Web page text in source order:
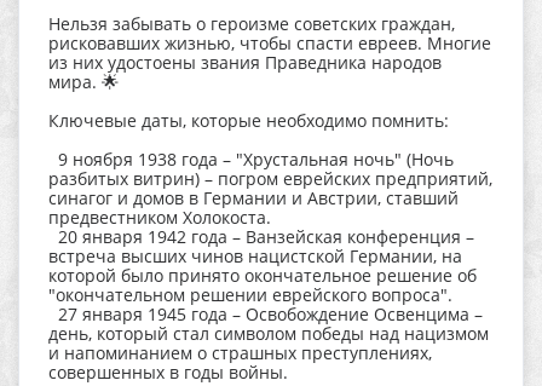
Нельзя забывать о героизме советских граждан,
рисковавших жизнью, чтобы спасти евреев. Многие
из них удостоены звания Праведника народов
мира. 🌟
Ключевые даты, которые необходимо помнить:
9 ноября 1938 года – "Хрустальная ночь" (Ночь
разбитых витрин) – погром еврейских предприятий,
синагог и домов в Германии и Австрии, ставший
предвестником Холокоста.
20 января 1942 года – Ванзейская конференция –
встреча высших чинов нацистской Германии, на
которой было принято окончательное решение об
"окончательном решении еврейского вопроса".
27 января 1945 года – Освобождение Освенцима –
день, который стал символом победы над нацизмом
и напоминанием о страшных преступлениях,
совершенных в годы войны.